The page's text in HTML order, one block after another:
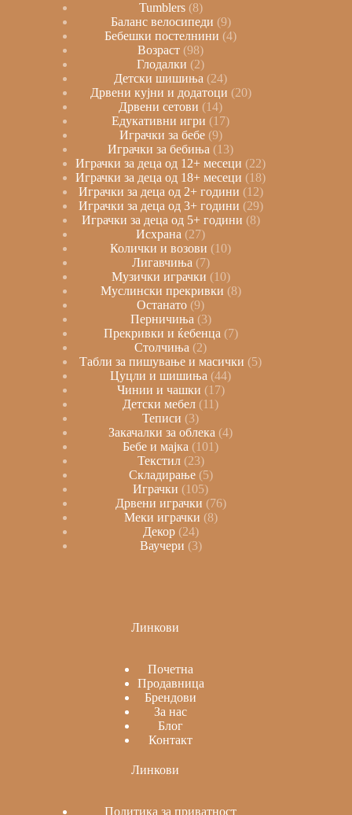
Tumblers 8
Баланс велосипеди 9
Бебешки постелнини 4
Возраст 98
Глодалки
2
Детски шишиња
24
Дрвени кујни и додатоци 20
Дрвени сетови
14
Едукативни игри
17
Играчки за бебе 9
Играчки за бебиња
13
Играчки за деца од 12+ месеци
22
Играчки за деца од 18+ месеци
18
Играчки за деца од 2+ години 12
Играчки за деца од 3+ години 29
Играчки за деца од 5+ години 8
Исхрана
27
Колички и возови
10
Лигавчиња 7
Музички играчки 10
Муслински прекривки 8
Останато 9
Перничиња 3
Прекривки и ќебенца 7
Столчиња
2
Табли за пишување и масички
5
Цуцли и шишиња 44
Чинии и чашки 17
Детски мебел
11
Теписи
3
Закачалки за облека 4
Бебе и мајка
101
Текстил 23
Складирање 5
Играчки
105
Дрвени играчки 76
Меки играчки 8
Декор 24
Ваучери 3
Линкови
Почетна
Продавница
Брендови
За нас
Блог
Контакт
Линкови
Политика за приватност